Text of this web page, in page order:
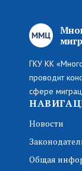
ГКУ КК
проводит
сфере
Новости
Общая